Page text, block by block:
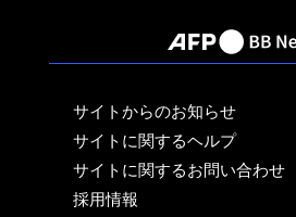
サイトからのお知らせ
サイトに関するヘルプ
サイトに関するお問い合わせ
採用情報